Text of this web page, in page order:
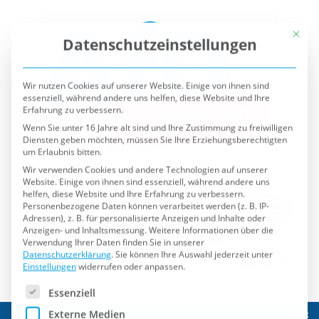
Datenschutzeinstellungen
essenziell, während andere uns helfen, diese Website und Ihre
Erfahrung zu verbessern.
Wenn Sie unter 16 Jahre alt sind und Ihre Zustimmung zu freiwilligen
Diensten geben möchten, müssen Sie Ihre Erziehungsberechtigten
um Erlaubnis bitten.
Wir verwenden Cookies und andere Technologien auf unserer
Website. Einige von ihnen sind essenziell, während andere uns
helfen, diese Website und Ihre Erfahrung zu verbessern.
Personenbezogene Daten können verarbeitet werden (z. B. IP-
Adressen), z. B. für personalisierte Anzeigen und Inhalte oder
Anzeigen- und Inhaltsmessung.Weitere Informationen über die
Verwendung Ihrer Daten finden Sie in unserer
Datenschutzerklärung. Sie können Ihre Auswahl jederzeit unter
Einstellungenwiderrufen oder anpassen.